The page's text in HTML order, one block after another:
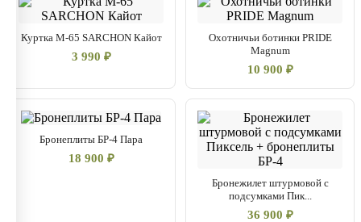
Куртка М-65 SARCHON Кайот
3 990 ₽
Охотничьи ботинки PRIDE
Magnum
10 900 ₽
Бронеплиты БР-4 Пара
18 900 ₽
Бронежилет штурмовой с
подсумками Пик...
36 900 ₽